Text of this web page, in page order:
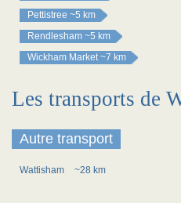
Pettistree ~5 km
Rendlesham ~5 km
Wickham Market ~7 km
Les transports de
Autre transport
Wattisham ~28 km